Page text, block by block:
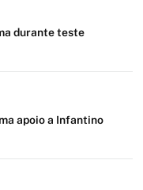
durante teste
apoio a Infantino